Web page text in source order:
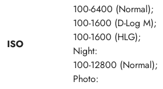
ISO
100-6400 (Normal);
100-1600 (D-Log M);
100-1600 (HLG);
Night:
100-12800 (Normal);
Photo: